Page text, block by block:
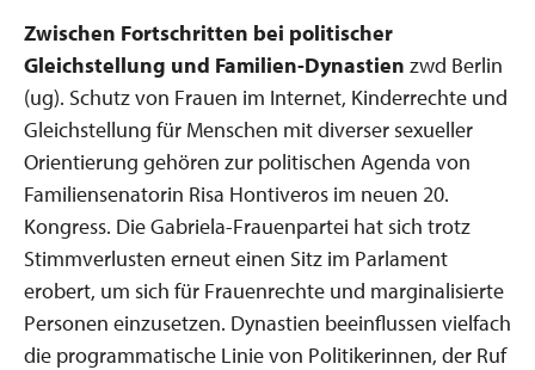
Zwischen Fortschritten bei politischer
Gleichstellung und Familien-Dynastien zwd Berlin
(ug). Schutz von Frauen im Internet, Kinderrechte und
Gleichstellung für Menschen mit diverser sexueller
Orientierung gehören zur politischen Agenda von
Familiensenatorin Risa Hontiveros im neuen 20.
Kongress. Die Gabriela-Frauenpartei hat sich trotz
Stimmverlusten erneut einen Sitz im Parlament
erobert, um sich für Frauenrechte und marginalisierte
Personen einzusetzen. Dynastien beeinflussen vielfach
die programmatische Linie von Politikerinnen, der Ruf